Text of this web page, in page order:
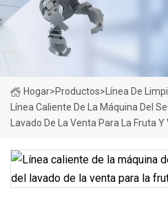
Hogar>Productos> Línea De
Línea Caliente De La Máquina Del
Lavado De La Venta Para La Fruta